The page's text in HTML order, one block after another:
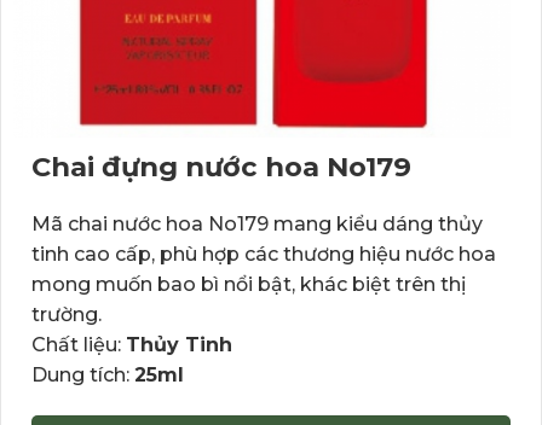
Chai đựng nước hoa No179
Mã chai nước hoa No179 mang kiểu dáng thủy
tinh cao cấp, phù hợp các thương hiệu nước hoa
mong muốn bao bì nổi bật, khác biệt trên thị
trường.
Chất liệu: Thủy Tinh
Dung tích: 25ml